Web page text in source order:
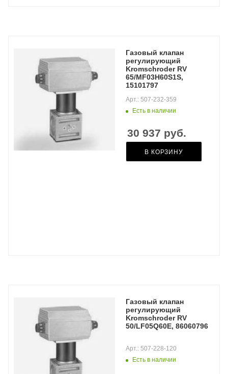
Газовый клапан
регулирующий
Kromschroder RV
65/MF03H60S1S,
15101797
Есть в наличии
Арт.: 507-232-359
30 937 руб.
В КОРЗИНУ
Газовый клапан
регулирующий
Kromschroder RV
50/LF05Q60E, 86060796
Есть в наличии
Арт.: 507-228-120